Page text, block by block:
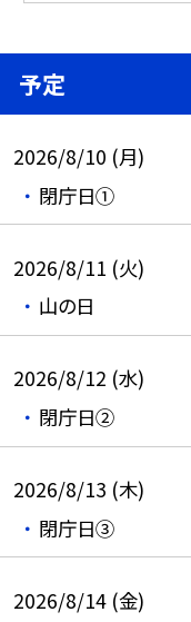
予定
2026/8/10 (月)
閉庁日①
2026/8/11 (火)
山の日
2026/8/12 (水)
閉庁日②
2026/8/13 (木)
閉庁日③
2026/8/14 (金)